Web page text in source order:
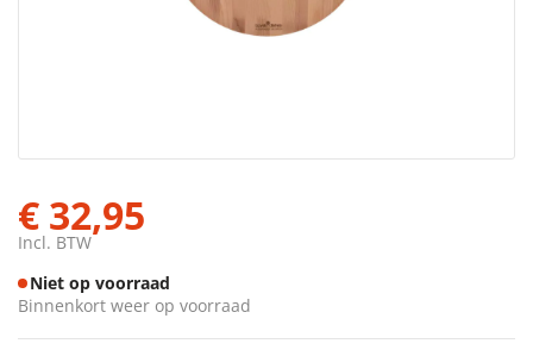
€ 32,95
Incl. BTW
Niet op voorraad
Binnenkort weer op voorraad